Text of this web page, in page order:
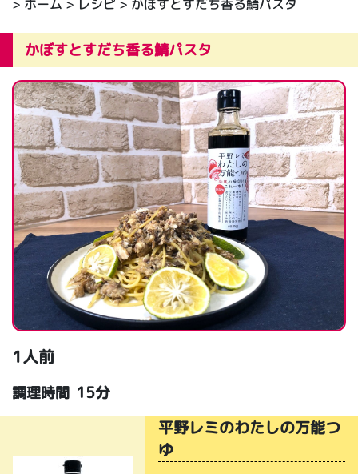
> ホーム > レシピ > かぼすとすだち香る鯖パスタ
かぼすとすだち香る鯖パスタ
1人前
調理時間 15分
平野レミのわたしの万能つ
ゆ